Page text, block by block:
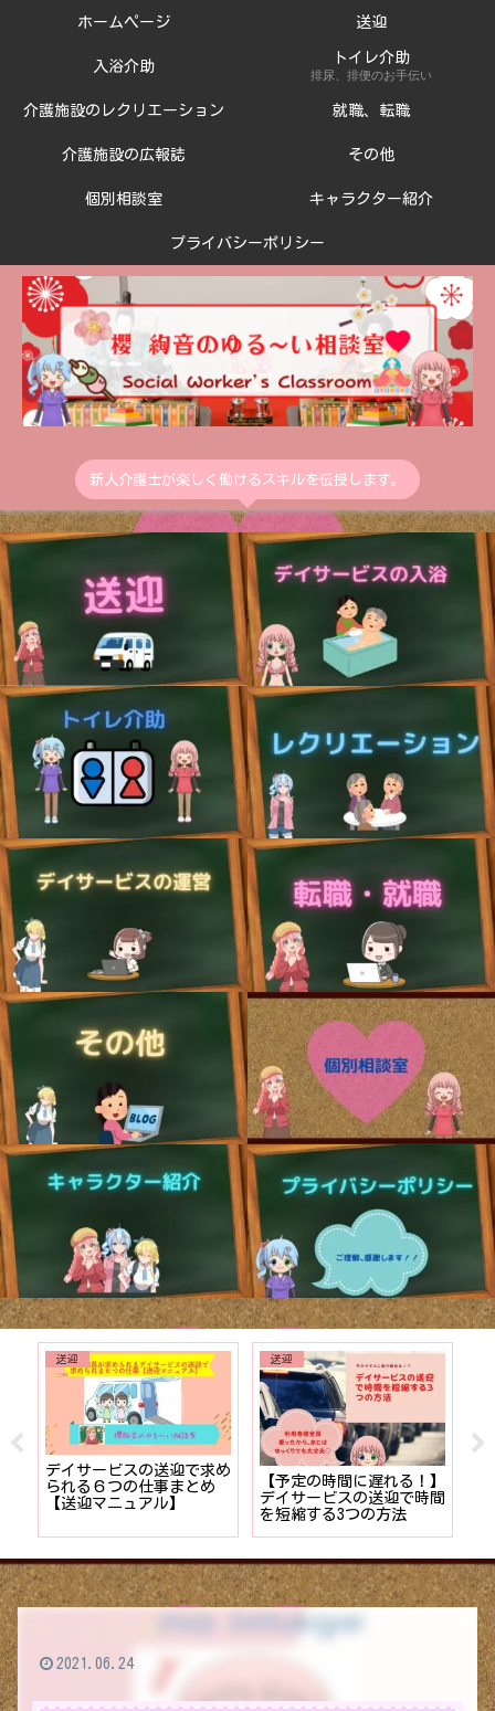
新人介護士が楽しく働けるスキルを伝授します。
ホームページ 送迎
入浴介助
トイレ介助
排尿、排便のお手伝い
介護施設のレクリエーション 就職、転職
介護施設の広報誌 その他
個別相談室 キャラクター紹介
プライバシーポリシー
就職、転職
【プライベートな時間を確
保】未経験者でもゆる〜く
デイサービスに転職する7
【デザイン・PCが苦手で
もOK】残業を最小で外出
イベントお知らせの作り方
2021.06.24